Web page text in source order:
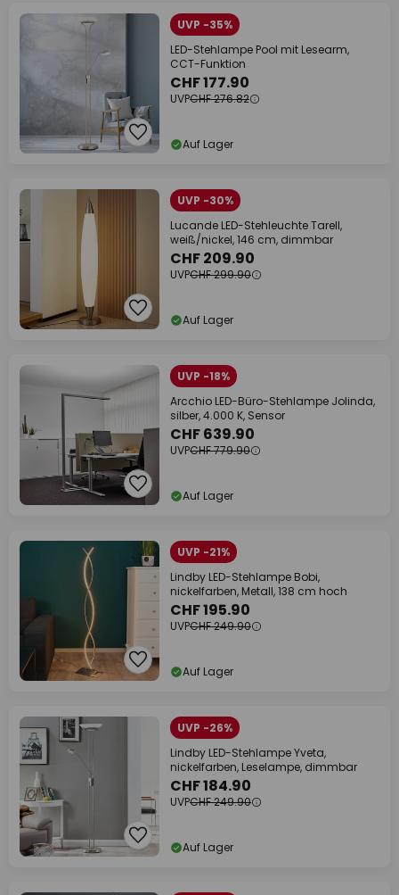
UVP -35%
LED-Stehlampe Pool mit Lesearm,
CCT-Funktion
CHF 177.90
UVPCHF 276.82
Auf Lager
UVP -30%
Lucande LED-Stehleuchte Tarell,
weiß/nickel, 146 cm, dimmbar
CHF 209.90
UVPCHF 299.90
Auf Lager
UVP -18%
Arcchio LED-Büro-Stehlampe Jolinda,
silber, 4.000 K, Sensor
CHF 639.90
UVPCHF 779.90
Auf Lager
UVP -21%
Lindby LED-Stehlampe Bobi,
nickelfarben, Metall, 138 cm hoch
CHF 195.90
UVPCHF 249.90
Auf Lager
UVP -26%
Lindby LED-Stehlampe Yveta,
nickelfarben, Leselampe, dimmbar
CHF 184.90
UVPCHF 249.90
Auf Lager